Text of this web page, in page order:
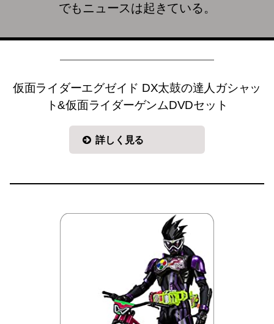
でもニュースは起きている。
仮面ライダーエグゼイド DX太鼓の達人ガシャッ
ト&仮面ライダーゲンムDVDセット
詳しく見る